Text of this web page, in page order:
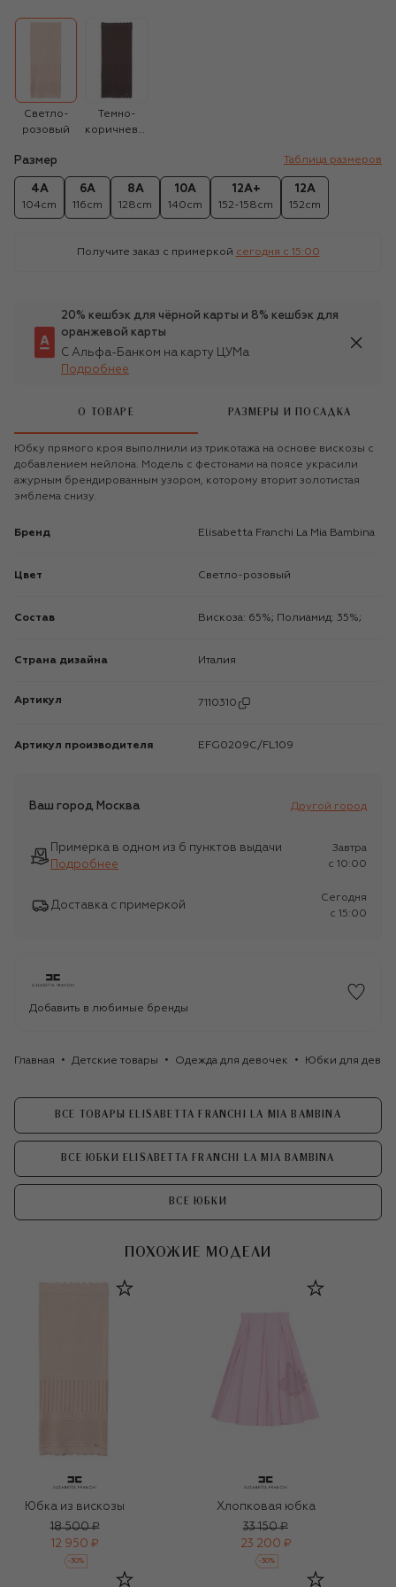
Светло-
розовый
Темно-
коричневый
Размер Таблица размеров
4A
104cm
6A
116cm
8A
128cm
10A
140cm
12A+
152-158cm
12A
152cm
Получите заказ с примеркой сегодня c 15:00
20% кешбэк для чёрной карты и 8% кешбэк для
оранжевой карты
С Альфа-Банком на карту ЦУМа
Подробнее
О ТОВАРЕ РАЗМЕРЫ И ПОСАДКА
Юбку прямого кроя выполнили из трикотажа на основе вискозы с
добавлением нейлона. Модель с фестонами на поясе украсили
ажурным брендированным узором, которому вторит золотистая
эмблема снизу.
Бренд Elisabetta Franchi La Mia Bambina
Цвет Светло-розовый
Состав Вискоза: 65%; Полиамид: 35%;
Страна дизайна Италия
Артикул 7110310
Артикул производителя EFG0209C/FL109
Ваш город Москва Другой город
Примерка в одном из 6 пунктов выдачи
Подробнее
Завтра
c 10:00
Доставка с примеркой
Сегодня
c 15:00
Добавить в любимые бренды
Главная Детские товары Одежда для девочек Юбки для
ВСЕ ТОВАРЫ ELISABETTA FRANCHI LA MIA BAMBINA
ВСЕ ЮБКИ ELISABETTA FRANCHI LA MIA BAMBINA
ВСЕ ЮБКИ
ПОХОЖИЕ МОДЕЛИ
Юбка из вискозы
18 500 ₽
12 950 ₽
-30%
Хлопковая юбка
33 150 ₽
23 200 ₽
-30%